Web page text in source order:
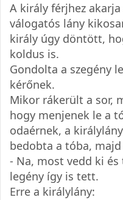
A király férjhez
válogatós lány
király úgy döntött,
koldus is.
Gondolta a szegény
kérőnek.
Mikor rákerült a sor,
hogy menjenek le a
odaérnek, a
bedobta a tóba,
- Na, most vedd ki és
legény így is tett.
Erre a királylány: